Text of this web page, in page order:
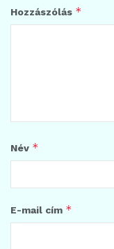
Hozzászólás *
Név *
E-mail cím *